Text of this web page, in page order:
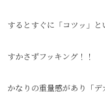
するとすぐに「コツッ」と
すかさずフッキング！！
かなりの重量感があり「デ